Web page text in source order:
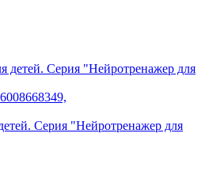
Серия "Нейротренажер для